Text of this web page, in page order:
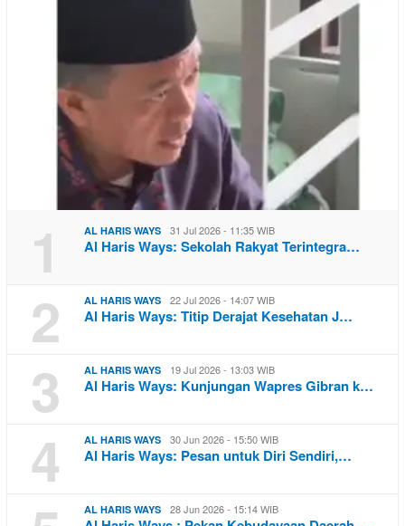
1 AL HARIS WAYS 31 Jul 2026 - 11:35 WIB
Al Haris Ways: Sekolah Rakyat Terintegra…
2 AL HARIS WAYS 22 Jul 2026 - 14:07 WIB
Al Haris Ways: Titip Derajat Kesehatan J…
3 AL HARIS WAYS 19 Jul 2026 - 13:03 WIB
Al Haris Ways: Kunjungan Wapres Gibran k…
4 AL HARIS WAYS 30 Jun 2026 - 15:50 WIB
Al Haris Ways: Pesan untuk Diri Sendiri,…
AL HARIS WAYS 28 Jun 2026 - 15:14 WIB